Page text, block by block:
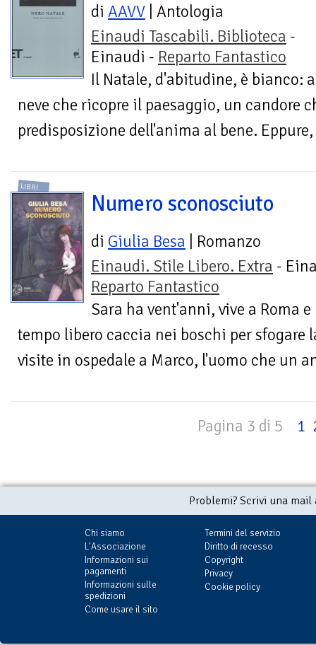
di AAVV | Antologia
Einaudi Tascabili. Biblioteca -
Einaudi - Reparto Fantastico
Il Natale, d'abitudine, è bianco:
neve che ricopre il paesaggio, un candore
predisposizione dell'anima al bene.
LIBRI
Numero sconosciuto
di Giulia Besa | Romanzo
Einaudi. Stile Libero. Extra -
Reparto Fantastico
Sara ha vent'anni, vive a Roma
tempo libero caccia nei boschi per sfogare
visite in ospedale a Marco, l'uomo che un
Pagina 3 di 5 1
Problemi? Scrivi una
Chi siamo
L'Associazione
Informazioni sui
pagamenti
Informazioni sulle
spedizioni
Come usare il sito
Termini del servizio
Diritto di recesso
Copyright
Privacy
Cookie policy